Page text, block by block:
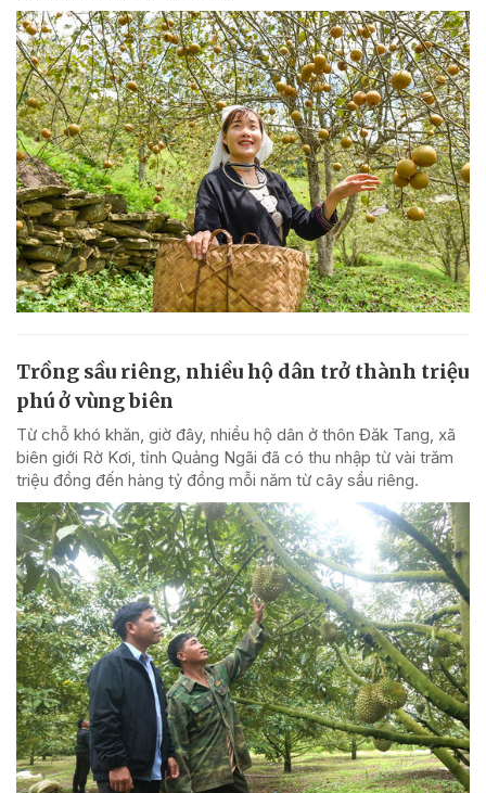
Trồng sầu riêng, nhiều hộ dân trở thành triệu
phú ở vùng biên
Từ chỗ khó khăn, giờ đây, nhiều hộ dân ở thôn Đăk Tang, xã
biên giới Rờ Kơi, tỉnh Quảng Ngãi đã có thu nhập từ vài trăm
triệu đồng đến hàng tỷ đồng mỗi năm từ cây sầu riêng.